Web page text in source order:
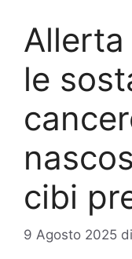
le
cibi
9 Agosto 2025 di